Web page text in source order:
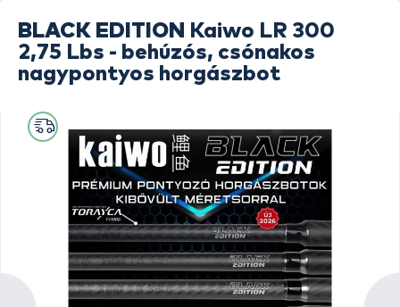
BLACK EDITION
Kaiwo LR 300
2,75 Lbs - behúzós, csónakos
nagypontyos horgászbot